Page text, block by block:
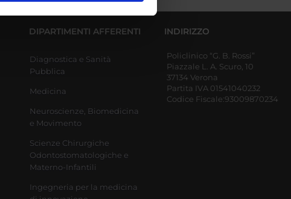
DIPARTIMENTI AFFERENTI
Diagnostica e Sanità
Pubblica
Medicina
Neuroscienze, Biomedicina
e Movimento
Scienze Chirurgiche
Odontostomatologiche e
Materno-Infantili
Ingegneria per la medicina
INDIRIZZO
Policlinico “G. B. Rossi”
Piazzale L. A. Scuro, 10
37134 Verona
Partita IVA 01541040232
Codice Fiscale:93009870234